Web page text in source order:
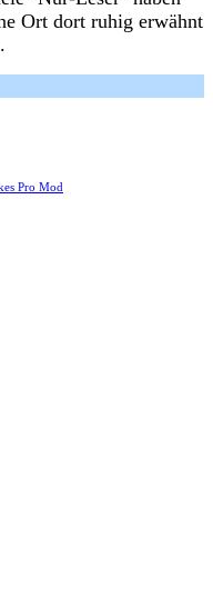
Ort dort ruhig erwähnt
Pro Mod